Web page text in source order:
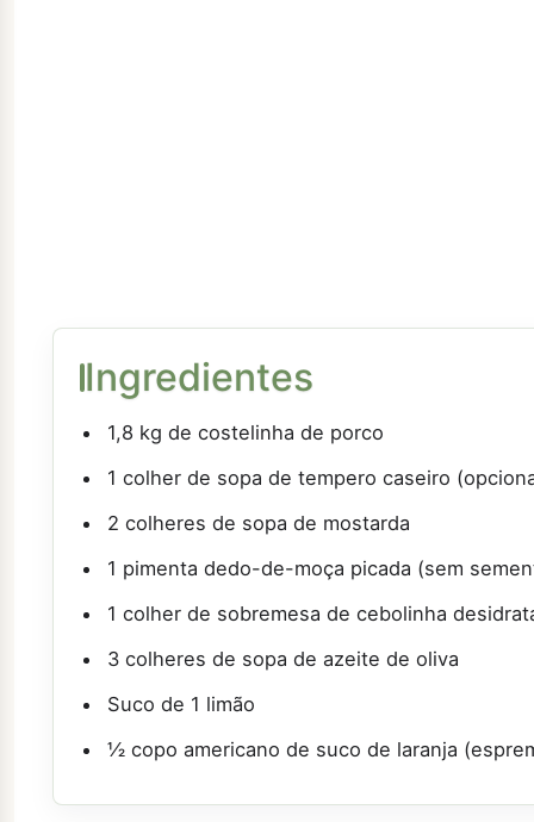
Ingredientes
1,8 kg de costelinha de porco
1 colher de sopa de tempero caseiro
2 colheres de sopa de mostarda
1 pimenta dedo-de-moça picada (sem
1 colher de sobremesa de cebolinha
3 colheres de sopa de azeite de oliva
Suco de 1 limão
½ copo americano de suco de laranja